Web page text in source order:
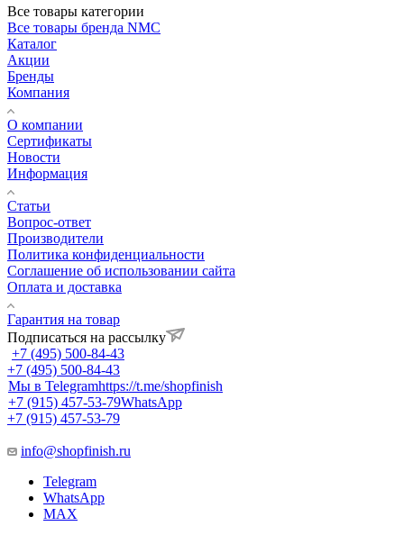
Все товары категории
Все товары бренда NMC
Каталог
Акции
Бренды
Компания
О компании
Сертификаты
Новости
Информация
Статьи
Вопрос-ответ
Производители
Политика конфиденциальности
Соглашение об использовании сайта
Оплата и доставка
Гарантия на товар
Подписаться на рассылку
+7 (495) 500-84-43
+7 (495) 500-84-43
Мы в Telegramhttps://t.me/shopfinish
+7 (915) 457-53-79WhatsApp
+7 (915) 457-53-79
info@shopfinish.ru
Telegram
WhatsApp
MAX